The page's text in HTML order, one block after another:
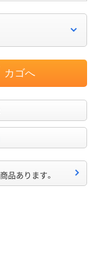
カゴへ
商品あります。